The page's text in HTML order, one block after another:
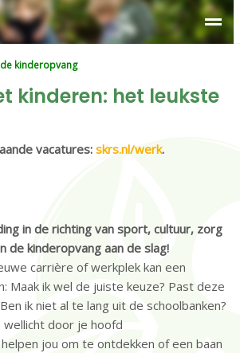
kinderopvang
kinderen: het leukste
vacatures: skrs.nl/werk.
in de richting van sport, cultuur, zorg
de kinderopvang aan de slag!
carrière of werkplek kan een
Maak ik wel de juiste keuze? Past deze
ik niet al te lang uit de schoolbanken?
wellicht door je hoofd
jou om te ontdekken of een baan